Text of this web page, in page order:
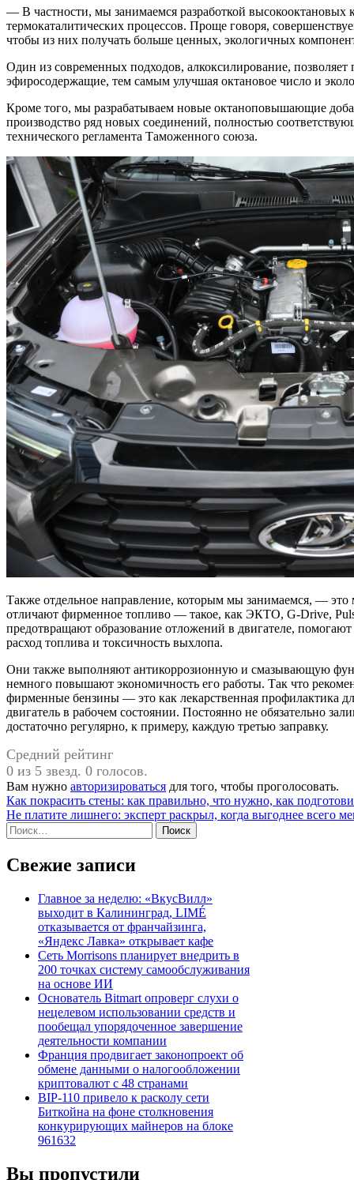
— В частности, мы занимаемся разработкой
термокаталитических процессов. Проще говоря,
чтобы из них получать больше ценных, экологичных
Один из современных подходов, алкоксилирование,
эфиросодержащие, тем самым улучшая октановое число и
Кроме того, мы разрабатываем новые октаноповышающие
производство ряд новых соединений, полностью
технического регламента Таможенного союза.
Также отдельное направление, которым мы занимаемся, —
отличают фирменное топливо — такое, как ЭКТО, G-Drive,
предотвращают образование отложений в двигателе,
расход топлива и токсичность выхлопа.
Они также выполняют антикоррозионную и смазывающую
немного повышают экономичность его работы. Так что
фирменные бензины — это как лекарственная профилактика
двигатель в рабочем состоянии. Постоянно не обязательно
достаточно регулярно, к примеру, каждую третью заправку.
Средний рейтинг
0 из 5 звезд. 0 голосов.
Вам нужно авторизироваться для того, чтобы проголосовать.
Навигация
по
записям
Как покрасить стены: как правильно, что нужно, как
Не платите лишнего: эксперт раскрыл, когда выгоднее всего
Найти:
Свежие записи
Главное за неделю: «ВкусВилл»
выходит в Калининград, LIMÉ
отказывается от франчайзинга,
«Яндекс Лавка» открывает кафе
Сеть Morrisons планирует внедрить в
200 точках систему самообслуживания
на основе ИИ
Основатель Bitmart опроверг слухи о
нецелевом использовании средств и
пообещал упорядоченное завершение
деятельности компании
Франция продвигает законопроект об
обмене данными о налогообложении
криптовалют с 48 странами
BIP-110 привело к расколу сети
Биткойна на фоне столкновения
конкурирующих майнеров на блоке
961632
Вы пропустили